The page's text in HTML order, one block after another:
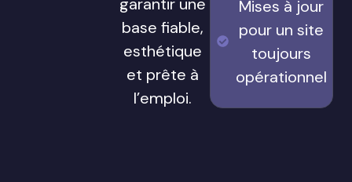
base fiable,
esthétique
et prête à
l’emploi.
Mises à jour
pour un site
toujours
opérationnel